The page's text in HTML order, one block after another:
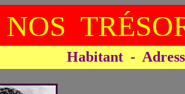
NOS
Habitant -